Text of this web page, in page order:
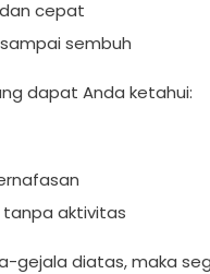
cepat
sembuh
dapat Anda ketahui:
tanpa aktivitas
gejala diatas, maka